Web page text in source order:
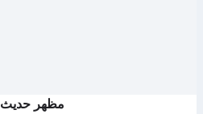
مظهر حديث